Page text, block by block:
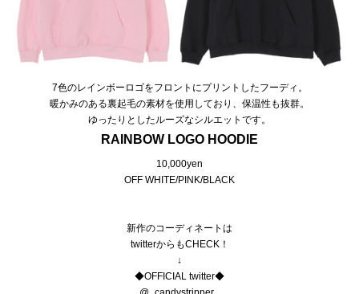
7色のレインボーロゴをフロントにプリントしたフーディ。
暖かみのある裏起毛の素材を使用しており、保温性も抜群。
ゆったりとしたルーズなシルエットです。
RAINBOW LOGO HOODIE
10,000yen
OFF WHITE/PINK/BLACK
新作のコーディネートは
twitterからもCHECK！
↓
◆OFFICIAL twitter◆